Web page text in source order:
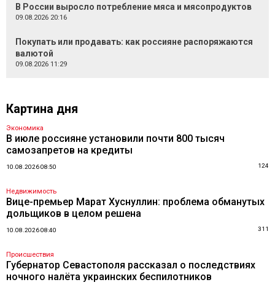
В России выросло потребление мяса и мясопродуктов
09.08.2026 20:16
Покупать или продавать: как россияне распоряжаются
валютой
09.08.2026 11:29
Картина дня
Экономика
В июле россияне установили почти 800 тысяч
самозапретов на кредиты
10.08.2026 08:50 124
Недвижимость
Вице-премьер Марат Хуснуллин: проблема обманутых
дольщиков в целом решена
10.08.2026 08:40 311
Происшествия
Губернатор Севастополя рассказал о последствиях
ночного налёта украинских беспилотников